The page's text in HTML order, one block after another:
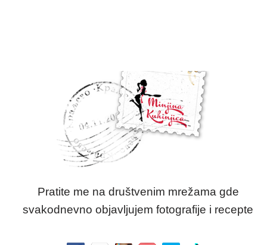
Pratite me na društvenim mrežama gde
svakodnevno objavljujem fotografije i recepte